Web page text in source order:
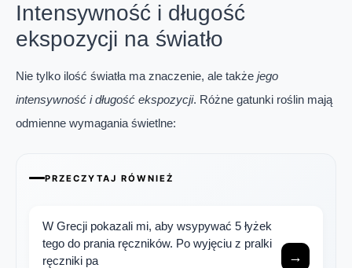
Intensywność i długość
ekspozycji na światło
Nie tylko ilość światła ma znaczenie, ale także jego
intensywność i długość ekspozycji. Różne gatunki roślin mają
odmienne wymagania świetlne:
PRZECZYTAJ RÓWNIEŻ
W Grecji pokazali mi, aby wsypywać 5 łyżek
tego do prania ręczników. Po wyjęciu z pralki
ręczniki pa
→